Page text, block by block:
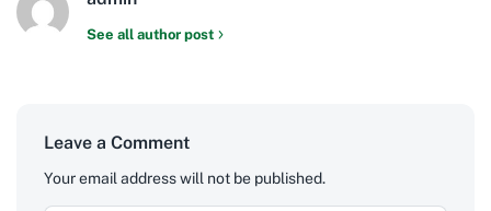
See all author post
Leave a Comment
Your email address will not be published.